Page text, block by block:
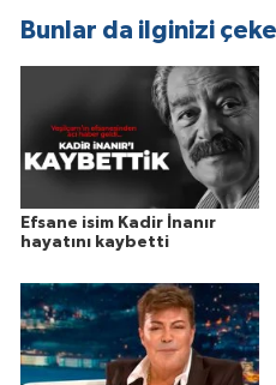
Bunlar da ilginizi
Efsane isim Kadir İnanır
hayatını kaybetti